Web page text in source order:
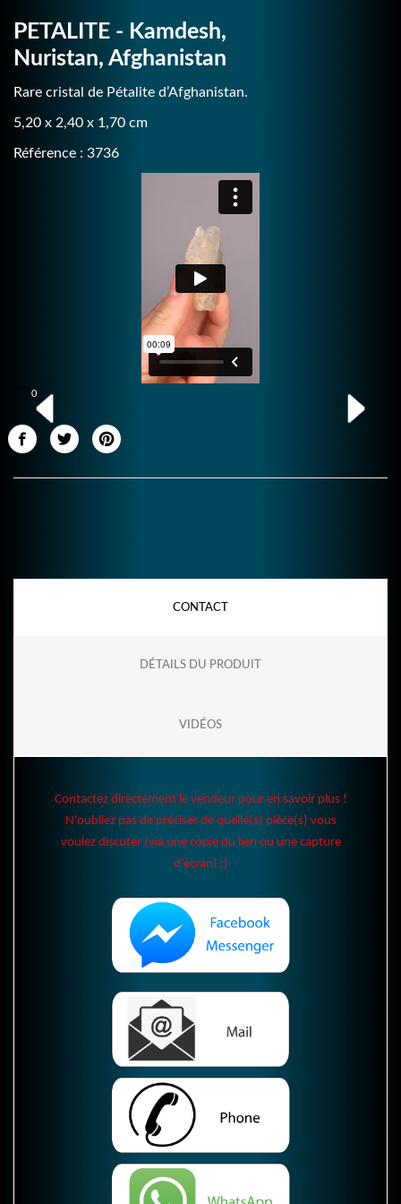
PETALITE - Kamdesh,
Nuristan, Afghanistan
Rare cristal de Pétalite d’Afghanistan.
5,20 x 2,40 x 1,70 cm
Référence : 3736
0
CONTACT
DÉTAILS DU PRODUIT
VIDÉOS
Contactez directement le vendeur pour en savoir plus !
N'oubliez pas de préciser de quelle(s) pièce(s) vous
voulez discuter (via une copie du lien ou une capture
d'écran) :)